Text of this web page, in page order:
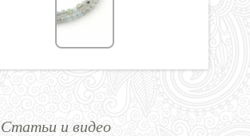
Статьи и видео